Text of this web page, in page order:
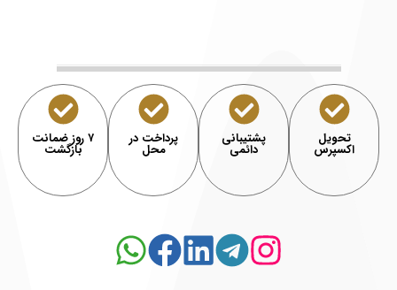
تحویل
اکسپرس
پشتیبانی
دائمی
پرداخت در
محل
۷ روز ضمانت
بازگشت